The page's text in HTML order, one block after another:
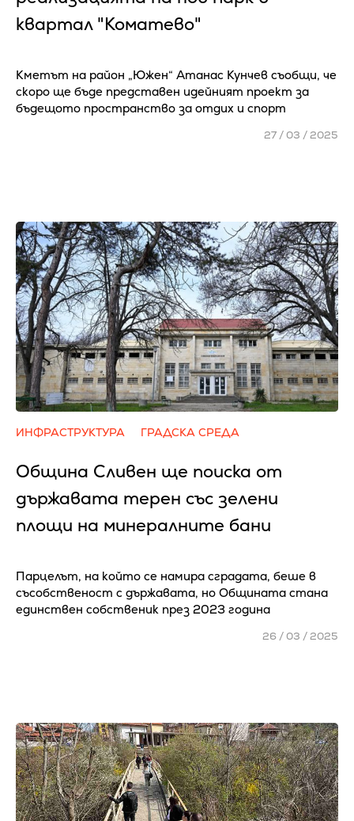
квартал "Коматево"
Кметът на район „Южен“ Атанас Кунчев съобщи, че
скоро ще бъде представен идейният проект за
бъдещото пространство за отдих и спорт
27 / 03 / 2025
ИНФРАСТРУКТУРА ГРАДСКА СРЕДА
Община Сливен ще поиска от
държавата терен със зелени
площи на минералните бани
Парцелът, на който се намира сградата, беше в
съсобственост с държавата, но Общината стана
единствен собственик през 2023 година
26 / 03 / 2025